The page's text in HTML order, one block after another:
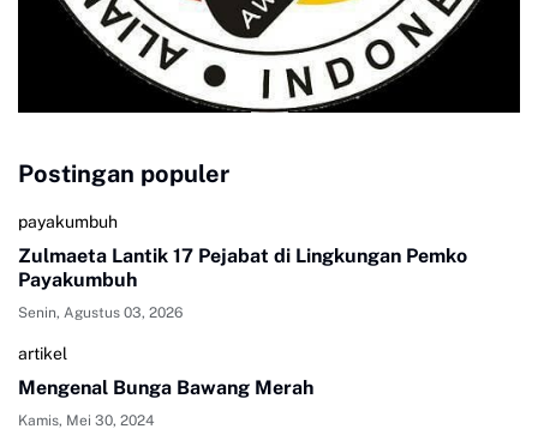
Postingan populer
payakumbuh
Zulmaeta Lantik 17 Pejabat di Lingkungan Pemko
Payakumbuh
Senin, Agustus 03, 2026
artikel
Mengenal Bunga Bawang Merah
Kamis, Mei 30, 2024